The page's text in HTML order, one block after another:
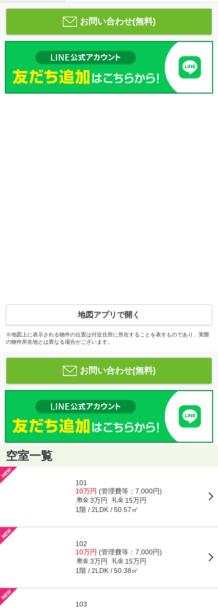
お問い合わせ(無料)
地図アプリで開く
※地図上に表示される物件の位置は付近住所に所在することを表すものであり、実際
の物件所在地とは異なる場合がございます。
お問い合わせ(無料)
空室一覧
101
10万円 (管理費等：7,000円)
敷金 3万円 礼金 15万円
1階 2LDK 50.57㎡
102
10万円 (管理費等：7,000円)
敷金 3万円 礼金 15万円
1階 2LDK 50.38㎡
103